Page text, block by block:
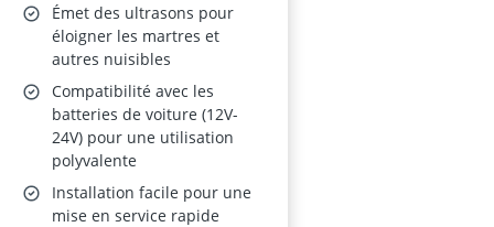
Émet des ultrasons pour
éloigner les martres et
autres nuisibles
Compatibilité avec les
batteries de voiture (12V-
24V) pour une utilisation
polyvalente
Installation facile pour une
mise en service rapide